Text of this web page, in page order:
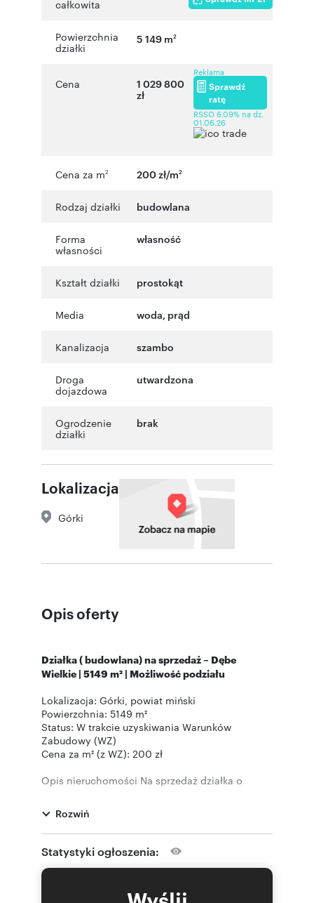
całkowita
Powierzchnia
działki
5 149 m2
Cena
1 029 800
zł
Reklama
Sprawdź
ratę
RSSO 6,09% na dz.
01.06.26
Cena za m2 200 zł/m2
Rodzaj działki budowlana
Forma
własności
własność
Kształt działki prostokąt
Media woda, prąd
Kanalizacja szambo
Droga
dojazdowa
utwardzona
Ogrodzenie
działki
brak
Lokalizacja
Górki
Opis oferty
Działka ( budowlana) na sprzedaż – Dębe
Wielkie | 5149 m² | Możliwość podziału
Lokalizacja: Górki, powiat miński
Powierzchnia: 5149 m²
Status: W trakcie uzyskiwania Warunków
Zabudowy (WZ)
Cena za m² (z WZ): 200 zł
Opis nieruchomości Na sprzedaż działka o
zielonej okolicy, a jednocześnie z dobrym
dostępem do infrastruktury i głównych tras
komunikacyjnych.
Możliwość podziału – zgodnie z aktualnym
mniejszych działek (od 1200 do 1500 m² każda).
Rozwiń
Statystyki ogłoszenia: